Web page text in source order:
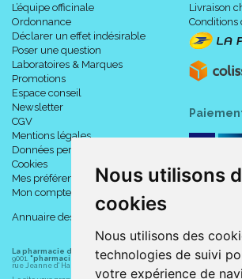
Nous utilisons
cookies
Nous utilisons des
technologies de suivi
votre expérience de
L’équipe officinale
Ordonnance
Déclarer un effet indésirable
Poser une question
Laboratoires & Marques
Promotions
Espace conseil
Newsletter
CGV
Mentions légales
Données personnelles
Cookies
Mes préférences Cookies
Mon compte
Annuaire des pharmacies
Livraison
Conditions
La pharmacie du centre à Albert (80300) est une pharmacie
9001. "pharmacie-du-centre-albert.fr "est le site internet de l
rue Jeanne d' Harcourt, 80300 Albert.